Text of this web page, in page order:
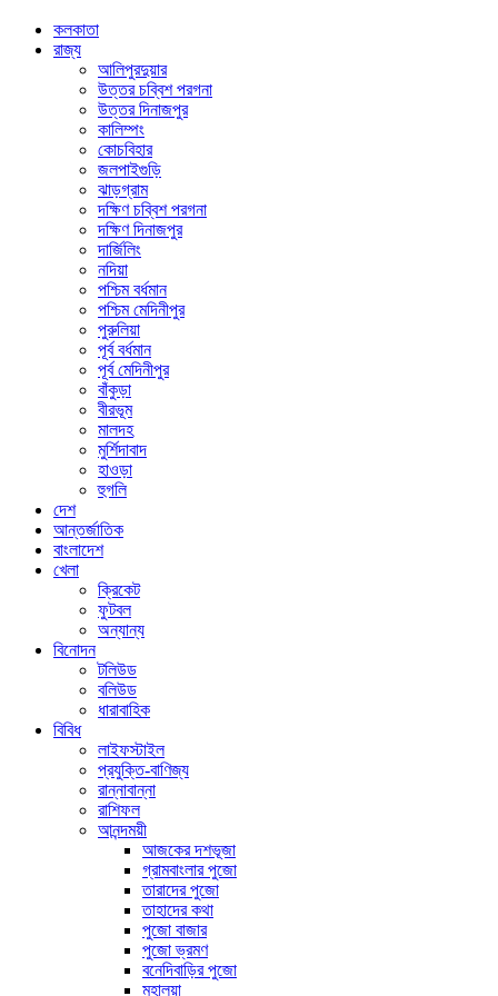
কলকাতা
রাজ্য
আলিপুরদুয়ার
উত্তর চব্বিশ পরগনা
উত্তর দিনাজপুর
কালিম্পং
কোচবিহার
জলপাইগুড়ি
ঝাড়গ্রাম
দক্ষিণ চব্বিশ পরগনা
দক্ষিণ দিনাজপুর
দার্জিলিং
নদিয়া
পশ্চিম বর্ধমান
পশ্চিম মেদিনীপুর
পুরুলিয়া
পূর্ব বর্ধমান
পূর্ব মেদিনীপুর
বাঁকুড়া
বীরভূম
মালদহ
মুর্শিদাবাদ
হাওড়া
হুগলি
দেশ
আন্তর্জাতিক
বাংলাদেশ
খেলা
ক্রিকেট
ফুটবল
অন্যান্য
বিনোদন
টলিউড
বলিউড
ধারাবাহিক
বিবিধ
লাইফস্টাইল
প্রযুক্তি-বাণিজ্য
রান্নাবান্না
রাশিফল
আনন্দময়ী
আজকের দশভূজা
গ্রামবাংলার পুজো
তারাদের পুজো
তাহাদের কথা
পুজো বাজার
পুজো ভ্রমণ
বনেদিবাড়ির পুজো
মহালয়া